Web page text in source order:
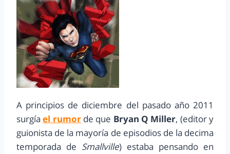
A principios de diciembre del pasado año 2011
surgíael rumorde que Bryan Q Miller, (editor y
guionista de la mayoría de episodios de la decima
temporada de Smallville) estaba pensando en